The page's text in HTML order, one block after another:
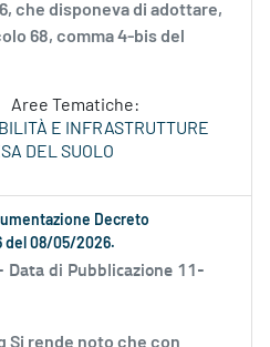
che disponeva di adottare,
68, comma 4-bis del
Aree Tematiche:
E INFRASTRUTTURE
DEL SUOLO
Decreto
del 08/05/2026.
Data di Pubblicazione 11-
Si rende noto che con